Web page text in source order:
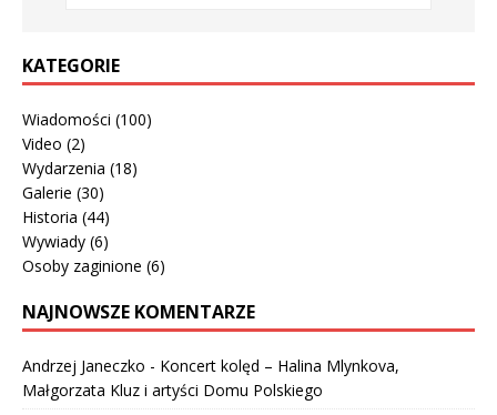
KATEGORIE
Wiadomości (100)
Video (2)
Wydarzenia (18)
Galerie (30)
Historia (44)
Wywiady (6)
Osoby zaginione (6)
NAJNOWSZE KOMENTARZE
Andrzej Janeczko - Koncert kolęd – Halina Mlynkova,
Małgorzata Kluz i artyści Domu Polskiego